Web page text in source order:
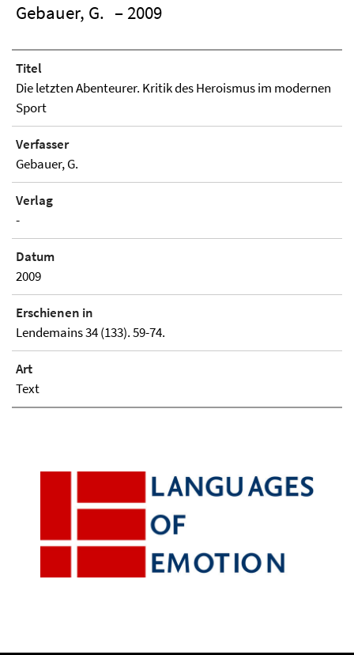
Gebauer, G. – 2009
Titel
Die letzten Abenteurer. Kritik des Heroismus im modernen
Sport
Verfasser
Gebauer, G.
Verlag
-
Datum
2009
Erschienen in
Lendemains 34 (133). 59-74.
Art
Text